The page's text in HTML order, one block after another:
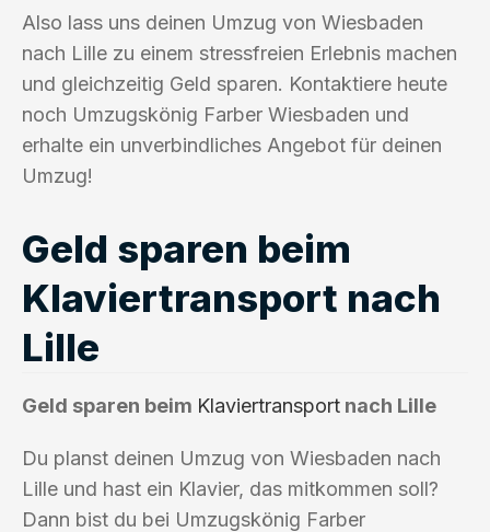
Also lass uns deinen Umzug von Wiesbaden
nach Lille zu einem stressfreien Erlebnis machen
und gleichzeitig Geld sparen. Kontaktiere heute
noch Umzugskönig Farber Wiesbaden und
erhalte ein unverbindliches Angebot für deinen
Umzug!
Geld sparen beim
Klaviertransport nach
Lille
Geld sparen beim Klaviertransport nach Lille
Du planst deinen Umzug von Wiesbaden nach
Lille und hast ein Klavier, das mitkommen soll?
Dann bist du bei Umzugskönig Farber